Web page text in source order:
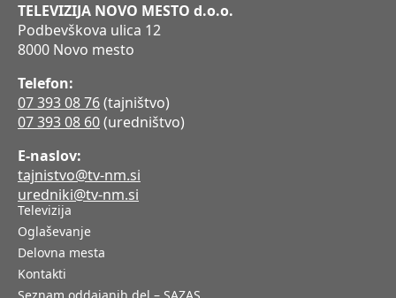
TELEVIZIJA NOVO MESTO d.o.o.
Podbevškova ulica 12
8000 Novo mesto
Telefon:
07 393 08 76(tajništvo)
07 393 08 60(uredništvo)
E-naslov:
tajnistvo@tv-nm.si
uredniki@tv-nm.si
Televizija
Oglaševanje
Delovna mesta
Kontakti